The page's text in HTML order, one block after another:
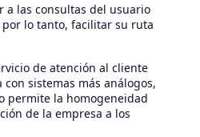
a las consultas del usuario
lo tanto, facilitar su ruta
de atención al cliente
sistemas más análogos,
permite la homogeneidad
de la empresa a los